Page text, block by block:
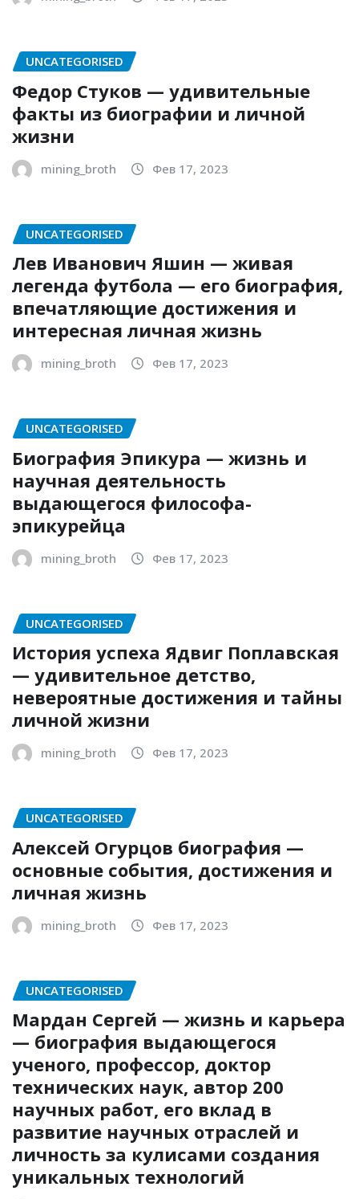
UNCATEGORISED
Федор Стуков — удивительные
факты из биографии и личной
жизни
mining_broth Фев 17, 2023
UNCATEGORISED
Лев Иванович Яшин — живая
легенда футбола — его биография,
впечатляющие достижения и
интересная личная жизнь
mining_broth Фев 17, 2023
UNCATEGORISED
Биография Эпикура — жизнь и
научная деятельность
выдающегося философа-
эпикурейца
mining_broth Фев 17, 2023
UNCATEGORISED
История успеха Ядвиг Поплавская
— удивительное детство,
невероятные достижения и тайны
личной жизни
mining_broth Фев 17, 2023
UNCATEGORISED
Алексей Огурцов биография —
основные события, достижения и
личная жизнь
mining_broth Фев 17, 2023
UNCATEGORISED
Мардан Сергей — жизнь и карьера
— биография выдающегося
ученого, профессор, доктор
технических наук, автор 200
научных работ, его вклад в
развитие научных отраслей и
личность за кулисами создания
уникальных технологий